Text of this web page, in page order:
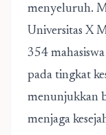
menyeluruh.
Universitas X
354
pada tingkat
menunjukkan
menjaga